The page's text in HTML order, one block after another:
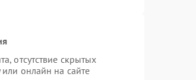
отсутствие скрытых
онлайн на сайте